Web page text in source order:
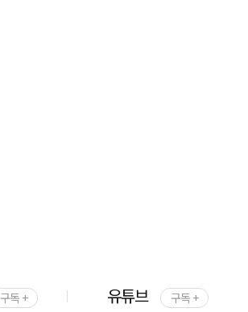
구독 + 유튜브 구독 +